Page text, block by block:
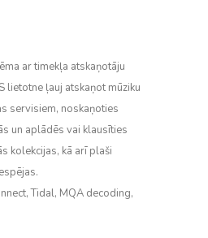
ar timekļa atskaņotāju
lietotne ļauj atskaņot mūziku
servisiem, noskaņoties
un aplādēs vai klausīties
kolekcijas, kā arī plaši
Tidal, MQA decoding,